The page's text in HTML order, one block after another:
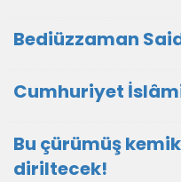
Bediüzzaman
Cumhuriyet
Bu çürümüş
diriltecek!